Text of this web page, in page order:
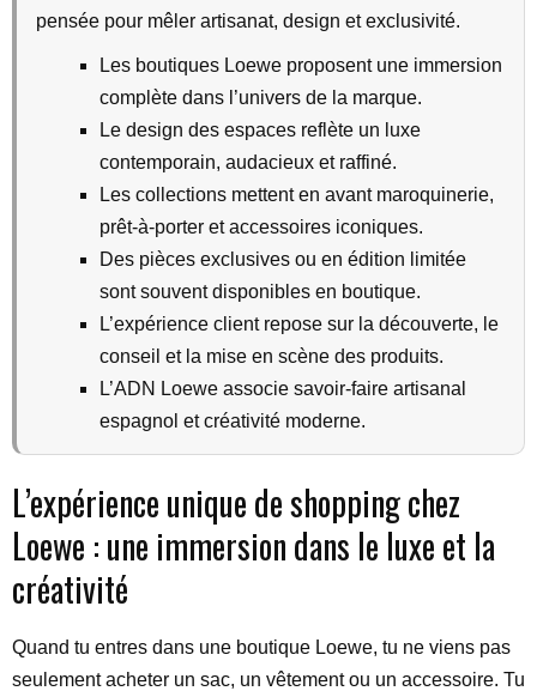
pensée pour mêler artisanat, design et exclusivité.
Les boutiques Loewe proposent une immersion
complète dans l’univers de la marque.
Le design des espaces reflète un luxe
contemporain, audacieux et raffiné.
Les collections mettent en avant maroquinerie,
prêt-à-porter et accessoires iconiques.
Des pièces exclusives ou en édition limitée
sont souvent disponibles en boutique.
L’expérience client repose sur la découverte, le
conseil et la mise en scène des produits.
L’ADN Loewe associe savoir-faire artisanal
espagnol et créativité moderne.
L’expérience unique de shopping chez
Loewe : une immersion dans le luxe et la
créativité
Quand tu entres dans une boutique Loewe, tu ne viens pas
seulement acheter un sac, un vêtement ou un accessoire. Tu